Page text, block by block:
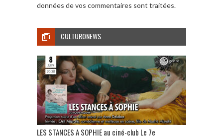
données de vos commentaires sont traitées.
CULTURONEWS
LES STANCES A SOPHIE au ciné-club Le 7e